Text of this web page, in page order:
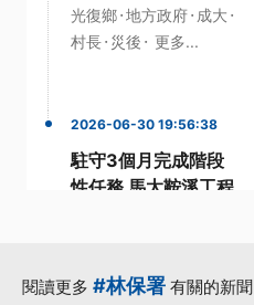
光復鄉·地方政府· 成大 ·
村長· 災後 · 更多...
2026-06-30 19:56:38
駐守3個月完成階段
性任務 馬太鞍溪工程
階段·更多...
閱讀更多 #林保署 有關的新聞